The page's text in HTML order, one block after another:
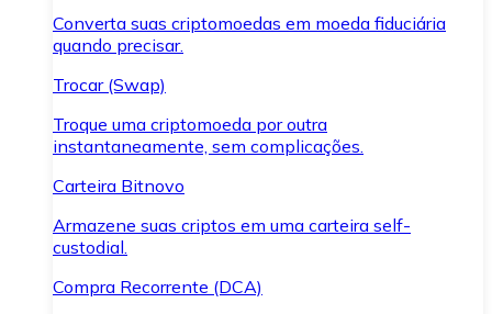
Converta suas criptomoedas em moeda fiduciária
quando precisar.
Trocar (Swap)
Troque uma criptomoeda por outra
instantaneamente, sem complicações.
Carteira Bitnovo
Armazene suas criptos em uma carteira self-
custodial.
Compra Recorrente (DCA)